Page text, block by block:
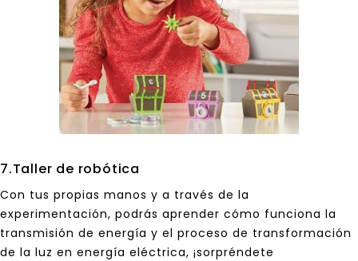
7.Taller de robótica
Con tus propias manos y a través de la
experimentación, podrás aprender cómo funciona la
transmisión de energía y el proceso de transformación
de la luz en energía eléctrica, ¡sorpréndete